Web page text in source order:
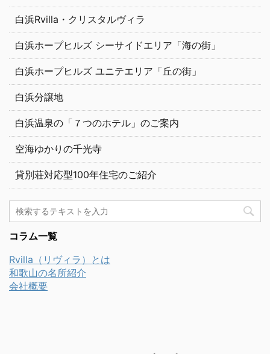
白浜Rvilla・クリスタルヴィラ
白浜ホープヒルズ シーサイドエリア「海の街」
白浜ホープヒルズ ユニテエリア「丘の街」
白浜分譲地
白浜温泉の「７つのホテル」のご案内
空海ゆかりの千光寺
貸別荘対応型100年住宅のご紹介
コラム一覧
Rvilla（リヴィラ）とは
和歌山の名所紹介
会社概要